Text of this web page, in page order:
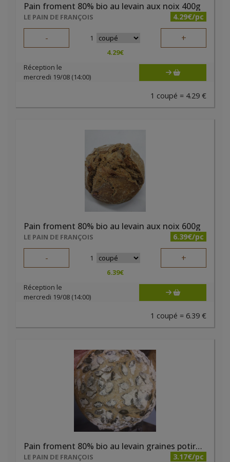
Pain froment 80% bio au levain aux noix 400g
LE PAIN DE FRANÇOIS 4.29€/pc
- 1 +
4.29€
Réception le
mercredi 19/08 (14:00)
1 coupé = 4.29 €
Pain froment 80% bio au levain aux noix 600g
LE PAIN DE FRANÇOIS 6.39€/pc
- 1 +
6.39€
Réception le
mercredi 19/08 (14:00)
1 coupé = 6.39 €
Pain froment 80% bio au levain graines potiron 400g
LE PAIN DE FRANÇOIS 3.17€/pc